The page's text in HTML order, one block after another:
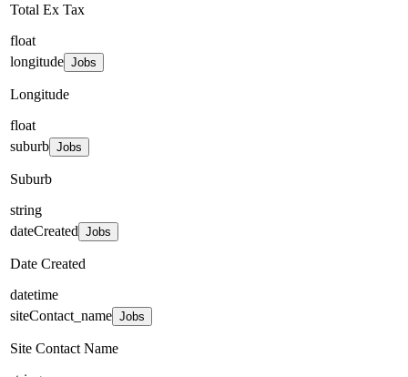
Total Ex Tax
float
longitude Jobs
Longitude
float
suburb Jobs
Suburb
string
dateCreated Jobs
Date Created
datetime
siteContact_name Jobs
Site Contact Name